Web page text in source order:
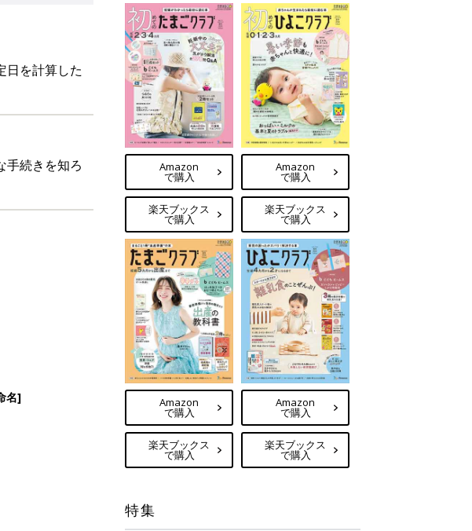
日を計算した
手続きを知ろ
名]
Amazon
で購入
楽天ブックス
で購入
Amazon
で購入
楽天ブックス
で購入
Amazon
で購入
楽天ブックス
で購入
Amazon
で購入
楽天ブックス
で購入
特集